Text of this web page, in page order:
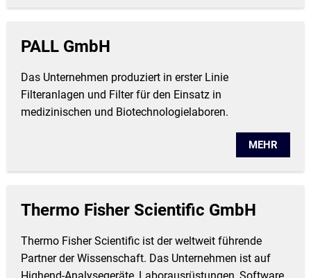
PALL GmbH
Das Unternehmen produziert in erster Linie
Filteranlagen und Filter für den Einsatz in
medizinischen und Biotechnologielaboren.
MEHR
Thermo Fisher Scientific GmbH
Thermo Fisher Scientific ist der weltweit führende
Partner der Wissenschaft. Das Unternehmen ist auf